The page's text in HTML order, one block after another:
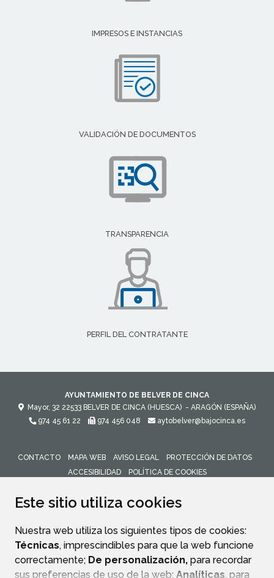
Este sitio utiliza cookies
Nuestra web utiliza los siguientes tipos de cookies:
Técnicas, imprescindibles para que la web funcione
correctamente; De personalización, para recordar
sus preferencias de uso de la web; Analíticas, para
IMPRESOS E INSTANCIAS
VALIDACIÓN DE DOCUMENTOS
TRANSPARENCIA
PERFIL DEL CONTRATANTE
AYUNTAMIENTO DE BELVER DE CINCA
Mayor, 32 22533 BELVER DE CINCA (HUESCA) - ARAGÓN (ESPAÑA)
974 45 61 22
974 456 048 aytobelver@bajocinca.es
CONTACTO MAPA WEB AVISO LEGAL
PROTECCIÓN DE DATOS
ACCESIBILIDAD
POLÍTICA DE COOKIES